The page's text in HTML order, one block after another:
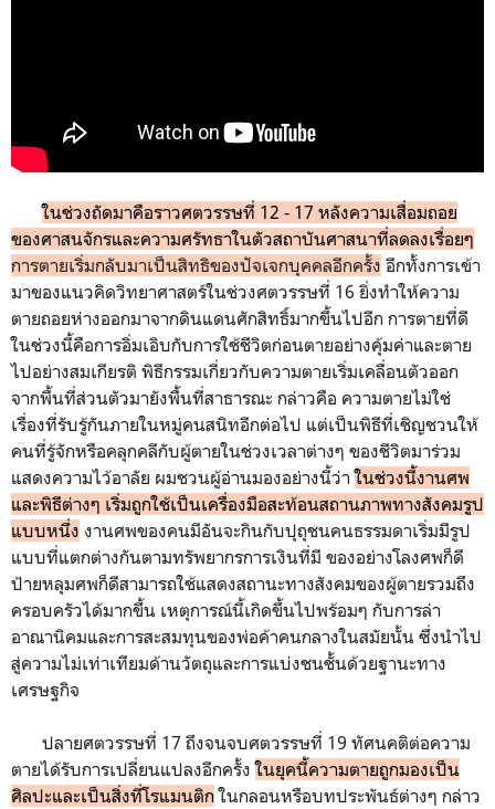
ในช่วงถัดมาคือราวศตวรรษที่ 12 - 17 หลังความเสื่อมถอย
ของศาสนจักรและความศรัทธาในตัวสถาบันศาสนาที่ลดลงเรื่อยๆ
การตายเริ่มกลับมาเป็นสิทธิของปัจเจกบุคคลอีกครั้ง อีกทั้งการเข้า
มาของแนวคิดวิทยาศาสตร์ในช่วงศตวรรษที่ 16 ยิ่งทำให้ความ
ตายถอยห่างออกมาจากดินแดนศักสิทธิ์มากขึ้นไปอีก การตายที่ดี
ในช่วงนี้คือการอิ่มเอิบกับการใช้ชีวิตก่อนตายอย่างคุ้มค่าและตาย
ไปอย่างสมเกียรติ พิธีกรรมเกี่ยวกับความตายเริ่มเคลื่อนตัวออก
จากพื้นที่ส่วนตัวมายังพื้นที่สาธารณะ กล่าวคือ ความตายไม่ใช่
เรื่องที่รับรู้กันภายในหมู่คนสนิทอีกต่อไป แต่เป็นพิธีที่เชิญชวนให้
คนที่รู้จักหรือคลุกคลีกับผู้ตายในช่วงเวลาต่างๆ ของชีวิตมาร่วม
แสดงความไว้อาลัย ผมชวนผู้อ่านมองอย่างนี้ว่าในช่วงนี้งานศพ
และพิธีต่างๆ เริ่มถูกใช้เป็นเครื่องมือสะท้อนสถานภาพทางสังคมรูป
แบบหนึ่ง งานศพของคนมีอันจะกินกับปุถุชนคนธรรมดาเริ่มมีรูป
แบบที่แตกต่างกันตามทรัพยากรการเงินที่มี ของอย่างโลงศพก็ดี
ป้ายหลุมศพก็ดีสามารถใช้แสดงสถานะทางสังคมของผู้ตายรวมถึง
ครอบครัวได้มากขึ้น เหตุการณ์นี้เกิดขึ้นไปพร้อมๆ กับการล่า
อาณานิคมและการสะสมทุนของพ่อค้าคนกลางในสมัยนั้น ซึ่งนำไป
สู่ความไม่เท่าเทียมด้านวัตถุและการแบ่งชนชั้นด้วยฐานะทาง
เศรษฐกิจ
ปลายศตวรรษที่ 17 ถึงจนจบศตวรรษที่ 19 ทัศนคติต่อความ
ตายได้รับการเปลี่ยนแปลงอีกครั้งในยุคนี้ความตายถูกมองเป็น
ศิลปะและเป็นสิ่งที่โรแมนติก ในกลอนหรือบทประพันธ์ต่างๆ กล่าว